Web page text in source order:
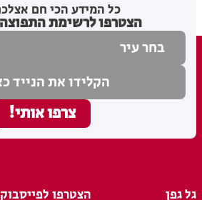
כל המידע הכי חם
הצטרפו לרשימת
גל גפן הצטרפו לפייסבוק